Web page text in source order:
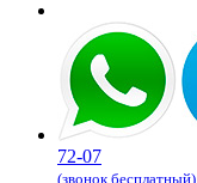
72-07
(звонок бесплатный)